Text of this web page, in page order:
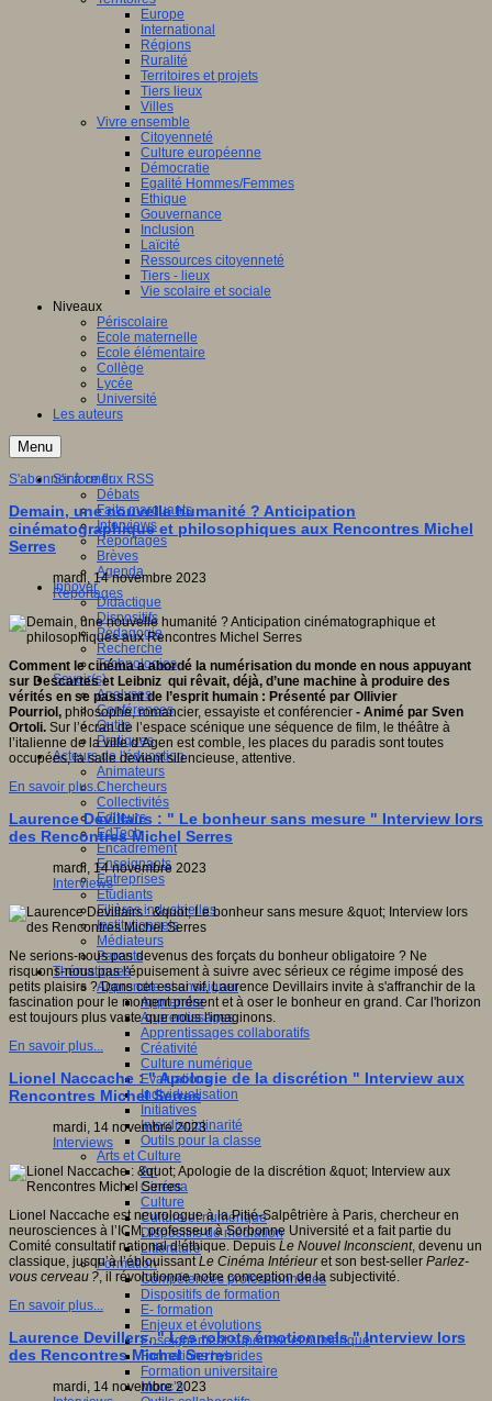
Europe
International
Régions
Ruralité
Territoires et projets
Tiers lieux
Villes
Vivre ensemble
Citoyenneté
Culture européenne
Démocratie
Egalité Hommes/Femmes
Ethique
Gouvernance
Inclusion
Laïcité
Ressources citoyenneté
Tiers - lieux
Vie scolaire et sociale
Niveaux
Périscolaire
Ecole maternelle
Ecole élémentaire
Collège
Lycée
Université
Les auteurs
Menu
S'informer
Débats
Faits marquants
Interviews
Reportages
Brèves
Agenda
Innover
Didactique
Dispositifs
Pédagogie
Recherche
Technologies
Savoir(s)
Analyses
Conférences
Outils
Pratiques
Acteurs de l'éducation
Animateurs
Chercheurs
Collectivités
Editeurs
EdTech
Encadrement
Enseignants
Entreprises
Etudiants
Filières industrielles
Institutionnels
Médiateurs
Parents
Thématiques
Apprendre et enseigner
Apprendre
Apprentissages
Apprentissages collaboratifs
Créativité
Culture numérique
Evaluations
Individualisation
Initiatives
Interdisciplinarité
Outils pour la classe
Arts et Culture
Art
Cinéma
Culture
Culture et numérique
Dispositifs de médiation
Littérature
Formation
Compétences professionnelles
Dispositifs de formation
E- formation
Enjeux et évolutions
Enseignement supérieur et numérique
Formations hybrides
Formation universitaire
Mooc’s
S'abonner à ce flux RSS
Demain, une nouvelle humanité ? Anticipation
cinématographique et philosophiques aux Rencontres Michel
Serres
mardi, 14 novembre 2023
Reportages
Comment le cinéma a abordé la numérisation du monde en nous appuyant
sur Descartes et Leibniz qui rêvait, déjà, d’une machine à produire des
vérités en se passant de l’esprit humain : Présenté par Ollivier
Pourriol, philosophe, romancier, essayiste et conférencier - Animé par Sven
Ortoli. Sur l’écran de l’espace scénique une séquence de film, le théâtre à
l’italienne de la ville d’Agen est comble, les places du paradis sont toutes
occupées, la salle devient silencieuse, attentive.
En savoir plus...
Laurence Devillairs : " Le bonheur sans mesure " Interview lors
des Rencontres Michel Serres
mardi, 14 novembre 2023
Interviews
Ne serions-nous pas devenus des forçats du bonheur obligatoire ? Ne
risquons-nous pas l'épuisement à suivre avec sérieux ce régime imposé des
petits plaisirs ? Dans cet essai vif, Laurence Devillairs invite à s'affranchir de la
fascination pour le moment présent et à oser le bonheur en grand. Car l'horizon
est toujours plus vaste que nous l'imaginons.
En savoir plus...
Lionel Naccache : " Apologie de la discrétion " Interview aux
Rencontres Michel Serres
mardi, 14 novembre 2023
Interviews
Lionel Naccache est neurologue à la Pitié-Salpêtrière à Paris, chercheur en
neurosciences à l’ICM, professeur à Sorbonne Université et a fait partie du
Comité consultatif national d’éthique. Depuis Le Nouvel Inconscient, devenu un
classique, jusqu’à l’éblouissantLe Cinéma Intérieuret son best-seller Parlez-
vous cerveau ?, il révolutionne notre conception de la subjectivité.
En savoir plus...
Laurence Devillers, " Les robots émotionnels " Interview lors
des Rencontres Michel Serres
mardi, 14 novembre 2023